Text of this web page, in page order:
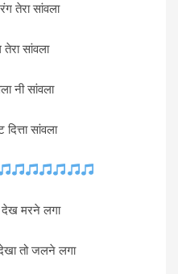
तेरा सांवला
सांवला
नी सांवला
सांवला
देख मरने लगा
तो जलने लगा